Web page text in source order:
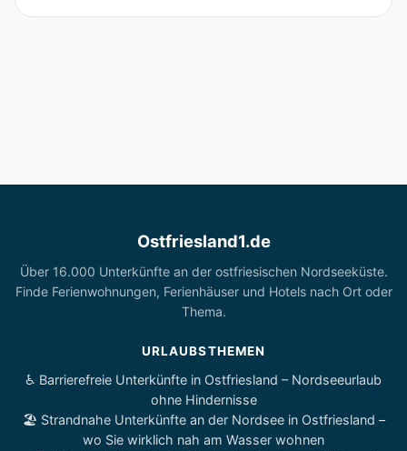
Ostfriesland1.de
Über 16.000 Unterkünfte an der ostfriesischen Nordseeküste.
Finde Ferienwohnungen, Ferienhäuser und Hotels nach Ort oder
Thema.
URLAUBSTHEMEN
♿ Barrierefreie Unterkünfte in Ostfriesland – Nordseeurlaub
ohne Hindernisse
🏖️ Strandnahe Unterkünfte an der Nordsee in Ostfriesland –
wo Sie wirklich nah am Wasser wohnen